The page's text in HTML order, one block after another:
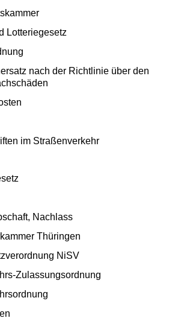
Lotteriegesetz
nach der Richtlinie über den
im Straßenverkehr
Nachlass
Thüringen
NiSV
Zulassungsordnung